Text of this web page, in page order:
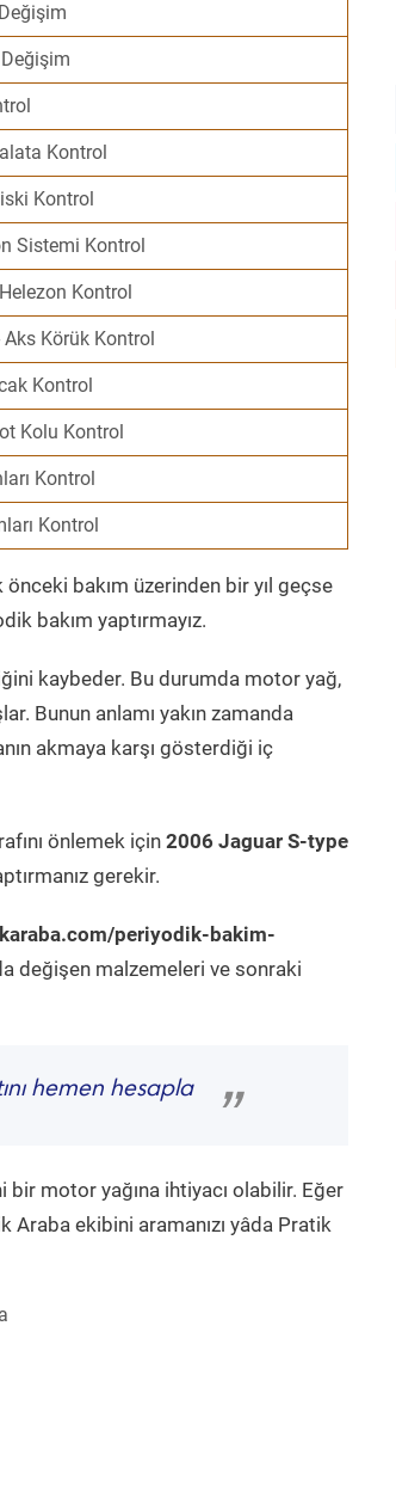
Kontrol
Kontrol
Sistemi Kontrol
Kontrol
Aks Körük Kontrol
Kontrol
Kolu Kontrol
Kontrol
Kontrol
bakım üzerinden bir yıl geçse
bakım yaptırmayız.
kaybeder. Bu durumda motor yağ,
Bunun anlamı yakın zamanda
akmaya karşı gösterdiği iç
önlemek için 2006 Jaguar S-type
gerekir.
periyodik-bakim-
değişen malzemeleri ve sonraki
hemen hesapla
”
bir motor yağına ihtiyacı olabilir. Eğer
Araba ekibini aramanızı yâda Pratik